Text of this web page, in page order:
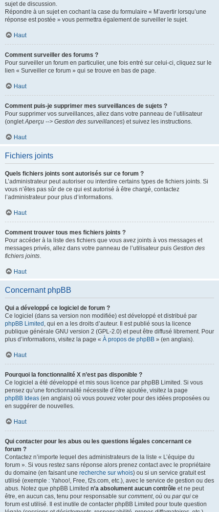
sujet de discussion.
Répondre à un sujet en cochant la case du formulaire « M’avertir lorsqu’une
réponse est postée » vous permettra également de surveiller le sujet.
Haut
Comment surveiller des forums ?
Pour surveiller un forum en particulier, une fois entré sur celui-ci, cliquez sur le
lien « Surveiller ce forum » qui se trouve en bas de page.
Haut
Comment puis-je supprimer mes surveillances de sujets ?
Pour supprimer vos surveillances, allez dans votre panneau de l’utilisateur
(ongletAperçu --> Gestion des surveillances) et suivez les instructions.
Haut
Fichiers joints
Quels fichiers joints sont autorisés sur ce forum ?
L’administrateur peut autoriser ou interdire certains types de fichiers joints. Si
vous n’êtes pas sûr de ce qui est autorisé à être chargé, contactez
l’administrateur pour plus d’informations.
Haut
Comment trouver tous mes fichiers joints ?
Pour accéder à la liste des fichiers que vous avez joints à vos messages et
messages privés, allez dans votre panneau de l’utilisateur puis Gestion des
fichiers joints.
Haut
Concernant phpBB
Qui a développé ce logiciel de forum ?
Ce logiciel (dans sa version non modifiée) est développé et distribué par
phpBB Limited , qui en a les droits d’auteur. Il est publié sous la licence
publique générale GNU version 2 (GPL-2.0) et peut être diffusé librement. Pour
plus d’informations, visitez la page « À propos de phpBB » (en anglais).
Haut
Pourquoi la fonctionnalité X n’est pas disponible ?
Ce logiciel a été développé et mis sous licence par phpBB Limited. Si vous
pensez qu’une fonctionnalité nécessite d’être ajoutée, visitez la page
phpBB Ideas (en anglais) où vous pouvez voter pour des idées proposées ou
en suggérer de nouvelles.
Haut
Qui contacter pour les abus ou les questions légales concernant ce
forum ?
Contactez n’importe lequel des administrateurs de la liste « L’équipe du
forum ». Si vous restez sans réponse alors prenez contact avec le propriétaire
du domaine (en faisant une recherche sur whois) ou si un service gratuit est
utilisé (exemple : Yahoo!, Free, f2s.com, etc.), avec le service de gestion ou des
abus. Notez que phpBB Limited n’a absolument aucun contrôle et ne peut
être, en aucun cas, tenu pour responsable sur comment, où ou par qui ce
forum est utilisé. Il est inutile de contacter phpBB Limited pour toute question